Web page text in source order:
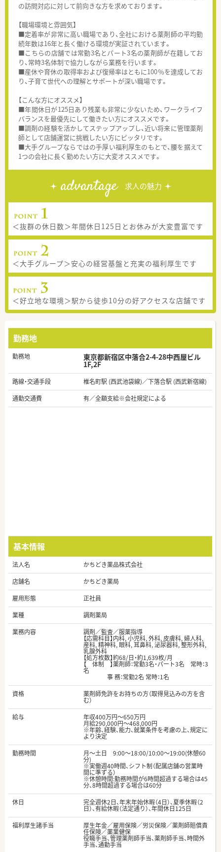
の訪問対応に対して前向きな方を求めております。
【職場環境と雰囲気】
■定着率が非常に高い職場であり、全社における薬剤師の平均勤
続年数は16年と長く働ける環境が実証されています。
■こちらの店舗では常勤3名とパート3名の薬剤師が在籍してお
り、常時3名体制で協力しながら業務を行います。
■産休や育休の取得率および復帰率はともに100％を達成してお
り、子育て世代への理解とサポートが深い職場です。
【こんな方にオススメ】
■年間休日が125日あり残業も非常に少ないため、ワークライフ
バランスを最優先にして働きたい方にオススメです。
■調剤の経験を活かしてステップアップし、近い将来に管理薬剤
師として店舗運営に挑戦したい方にピッタリです。
■大手グループならではの手厚い福利厚生のもとで、腰を据えて
1つの会社に長く勤めたい方に大変オススメです。
advantage 求人の魅力
＜抜群の休日数＞年間休日125日とお休みが大変豊富です
＜大手グループ＞安心の経営基盤と充実の福利厚生です
＜好立地な環境＞駅から徒歩10分の好アクセスな店舗です
勤務地
勤務地 東京都新宿区中落合2-4-28中西屋ビル
1F,2F
路線・交通手段
椎名町駅 (西武池袋線)／下落合駅 (西武新宿線)
通勤交通費
有／全額支給※会社規定による
基本情報
法人名
かちどき薬品株式会社
店舗名
かちどき薬局
雇用形態
正社員
業種
調剤薬局
業務内容
調剤／監査／服薬指導
【応需科目】内科, 小児科, 外科, 皮膚科, 婦人科,
産科, 精神科, 眼科, 耳鼻科, 泌尿器科, 整形外科,
乳腺外科
【処方枚数】約68/日・約1,639枚/月
【 体制 】薬剤師：常勤3名・パート3名 常時：3
名
事 務：常勤2名 常時：1名
資格
薬剤師免許をお持ちの方（取得見込みの方を含
む）
給与
年収400万円～650万円
月給290,000円～468,000円
※年齢、経験、能力、就業条件を考慮の上、規定に
より決定
勤務時間
月～土日 9:00～18:00/10:00～19:00(休憩60
分)
※実働週40時間、シフト制（配属店舗の営業時
間に準ずる）
※休憩時間:勤務時間が6時間超過する場合は45
分、8時間超過する場合は60分
休日
完全週休2日、年末年始休暇（4日）、夏季休暇（2
日）、有給休暇（法定通り）、年間休日125日
福利厚生諸手当
厚生年金／雇用保険／労災保険／薬剤師賠償責
任保険／薬業健保
役職手当、管理薬剤師手当、薬剤師手当、時間外
手当、通勤手当